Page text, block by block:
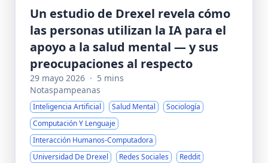
Un estudio de Drexel revela cómo
las personas utilizan la IA para el
apoyo a la salud mental — y sus
preocupaciones al respecto
29 mayo 2026 · 5 mins
Notaspampeanas
Inteligencia Artificial Salud Mental
Sociología
Computación Y Lenguaje
Interacción Humanos-Computadora
Universidad De Drexel
Redes Sociales
Reddit